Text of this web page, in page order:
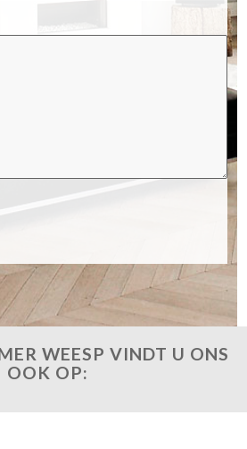
WEESP VINDT U ONS
OOK OP: